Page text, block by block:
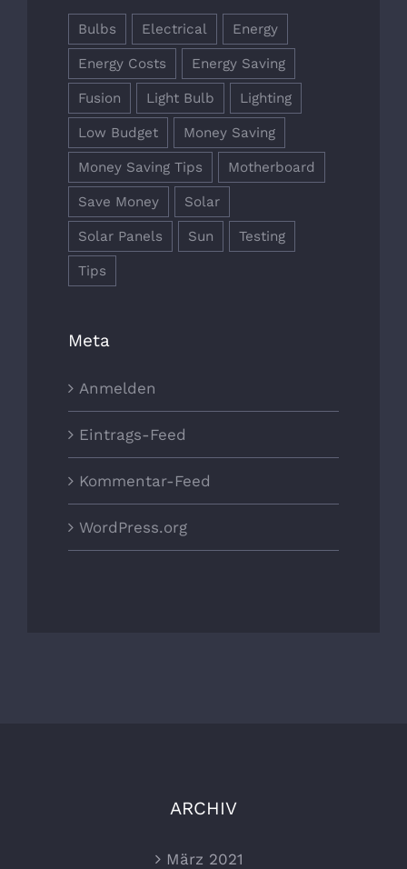
Bulbs Electrical Energy
Energy Costs Energy Saving
Fusion Light Bulb Lighting
Low Budget Money Saving
Money Saving Tips Motherboard
Save Money Solar
Solar Panels Sun Testing
Tips
Meta
Anmelden
Eintrags-Feed
Kommentar-Feed
WordPress.org
ARCHIV
März 2021